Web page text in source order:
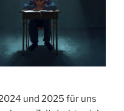
und 2025 für uns